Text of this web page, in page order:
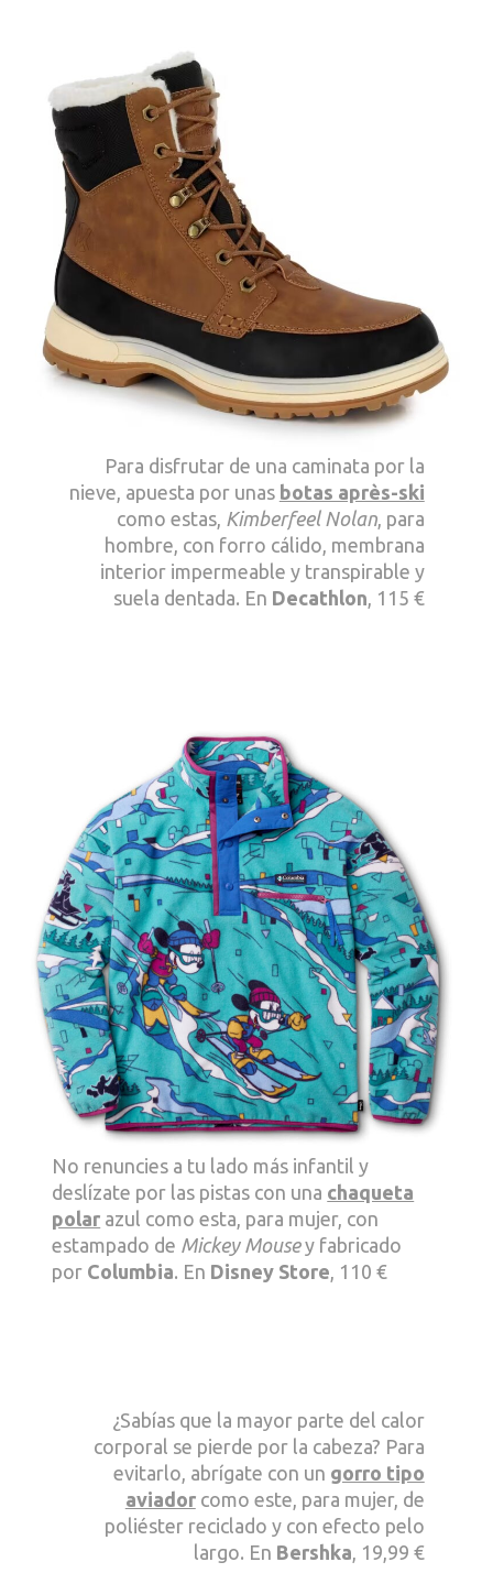
Para disfrutar de una caminata por la
nieve, apuesta por unas botas après-ski
como estas, Kimberfeel Nolan, para
hombre, con forro cálido, membrana
interior impermeable y transpirable y
suela dentada. En Decathlon, 115 €
No renuncies a tu lado más infantil y
deslízate por las pistas con una chaqueta
polar azul como esta, para mujer, con
estampado de Mickey Mousey fabricado
por Columbia. En Disney Store, 110 €
¿Sabías que la mayor parte del calor
corporal se pierde por la cabeza? Para
evitarlo, abrígate con un gorro tipo
aviadorcomo este, para mujer, de
poliéster reciclado y con efecto pelo
largo. En Bershka, 19,99 €